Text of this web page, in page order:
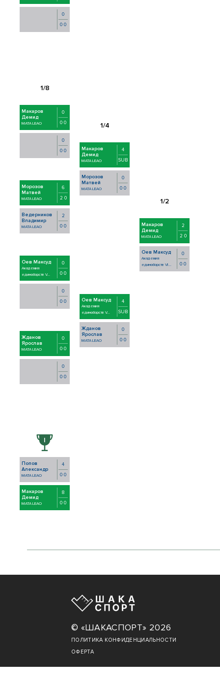
0
0 0
Макаров
Демид
MATA LEAO
0
0 0
0
0 0
Морозов
Матвей
MATA LEAO
6
2 0
Ведерников
Владимир
MATA LEAO
2
0 0
Оев Максуд
Академия
единоборств V...
0
0 0
0
0 0
Жданов
Ярослав
MATA LEAO
0
0 0
0
0 0
Макаров
Демид
MATA LEAO
4
SUB
Морозов
Матвей
MATA LEAO
0
0 0
Оев Максуд
Академия
единоборств V...
4
SUB
Жданов
Ярослав
MATA LEAO
0
0 0
Макаров
Демид
MATA LEAO
2
2 0
Оев Максуд
Академия
единоборств VI...
0
0 0
Попов
Александр
MATA LEAO
4
0 0
Макаров
Демид
MATA LEAO
8
0 0
© «ШАКАСПОРТ» 2026
ПОЛИТИКА КОНФИДЕНЦИАЛЬНОСТИ
ОФЕРТА